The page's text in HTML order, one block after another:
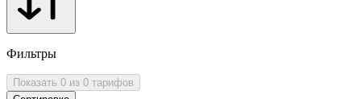
Фильтры
Показать 0 из 0 тарифов